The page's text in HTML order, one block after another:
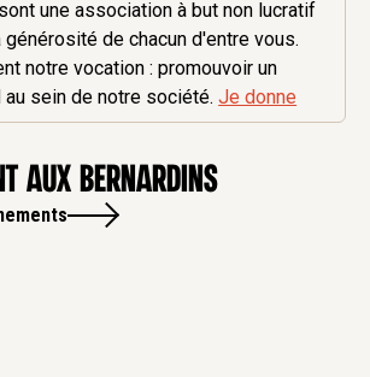
une association à but non lucratif
de chacun d'entre vous.
notre vocation : promouvoir un
au sein de notre société.Je donne
aux Bernardins